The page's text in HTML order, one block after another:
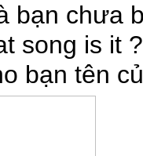
bạn chưa
song is it
bạn tên